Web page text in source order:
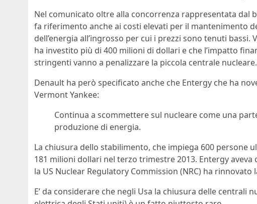
Nel comunicato oltre alla concorrenza rappresentata dal
fa riferimento anche ai costi elevati per il mantenimento
dell’energia all’ingrosso per cui i prezzi sono tenuti
ha investito più di 400 milioni di dollari e che l’impatto
stringenti vanno a penalizzare la piccola centrale nucleare.
Denault ha però specificato anche che Entergy che ha
Vermont Yankee:
Continua a scommettere sul nucleare come una
produzione di energia.
La chiusura dello stabilimento, che impiega 600 persone
181 milioni dollari nel terzo trimestre 2013. Entergy aveva
la US Nuclear Regulatory Commission (NRC) ha
E’ da considerare che negli Usa la chiusura delle centrali